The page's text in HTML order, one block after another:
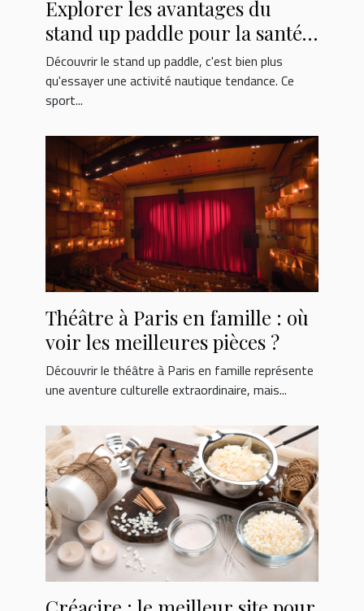
Explorer les avantages du
stand up paddle pour la santé
et le bien-être
Découvrir le stand up paddle, c'est bien plus
qu'essayer une activité nautique tendance. Ce
sport...
Théâtre à Paris en famille : où
voir les meilleures pièces ?
Découvrir le théâtre à Paris en famille représente
une aventure culturelle extraordinaire, mais...